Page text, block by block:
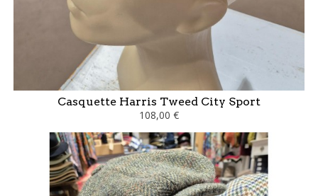
Casquette Harris Tweed City Sport
108,00 €